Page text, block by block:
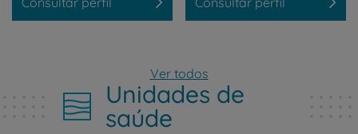
Ver todos
Unidades de
saúde